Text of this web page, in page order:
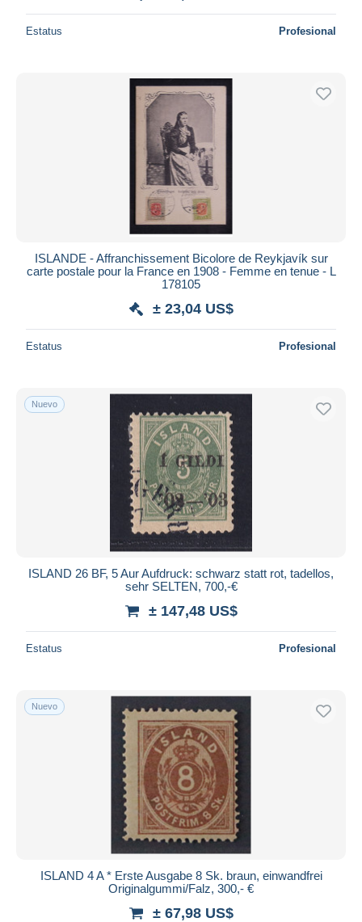
Estatus Profesional
ISLANDE - Affranchissement Bicolore de Reykjavík sur
carte postale pour la France en 1908 - Femme en tenue - L
178105
± 23,04 US$
Estatus Profesional
Nuevo
ISLAND 26 BF, 5 Aur Aufdruck: schwarz statt rot, tadellos,
sehr SELTEN, 700,-€
± 147,48 US$
Estatus Profesional
Nuevo
ISLAND 4 A * Erste Ausgabe 8 Sk. braun, einwandfrei
Originalgummi/Falz, 300,- €
± 67,98 US$